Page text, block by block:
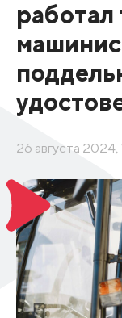
26 августа 2024,